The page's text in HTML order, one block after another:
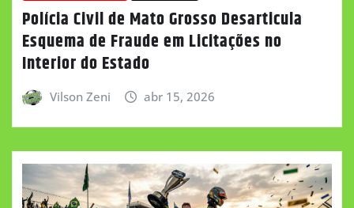
Polícia Civil de Mato Grosso Desarticula
Esquema de Fraude em Licitações no
Interior do Estado
Vilson Zeni abr 15, 2026